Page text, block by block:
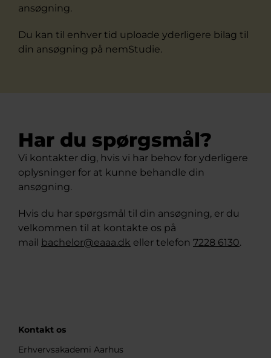
ansøgning.
Du kan til enhver tid uploade yderligere bilag til
din ansøgning på nemStudie.
Har du spørgsmål?
Vi kontakter dig, hvis vi har behov for yderligere
oplysninger for at kunne behandle din
ansøgning.
Hvis du har spørgsmål til din ansøgning, er du
velkommen til at kontakte os på
mail bachelor@eaaa.dk eller telefon 7228 6130.
Kontakt os
Erhvervsakademi Aarhus